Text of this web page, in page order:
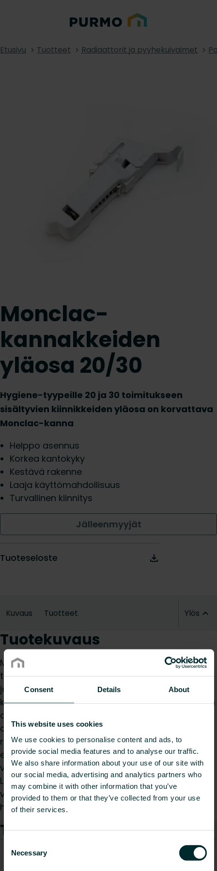
Consent Details About
This website uses cookies
We use cookies to personalise content and ads, to
provide social media features and to analyse our traffic.
We also share information about your use of our site with
our social media, advertising and analytics partners who
may combine it with other information that you’ve
provided to them or that they’ve collected from your use
of their services.
Selection
Necessary
Etusivu Tuotteet Radiaattorit ja pyyhekuivaimet
Monclac-
kannakkeiden
yläosa 20/30
Hygiene-tyypeille 20 ja 30 toimitukseen
sisältyvien kiinnikkeiden yläosa on korvattava
Monclac-kanna
Helppo asennus
Korkea kantokyky
Kestävä rakenne
Laaja käyttömahdollisuus
Turvallinen kiinnitys
Jälleenmyyjät
Tuoteseloste
Kuvaus Tuotteet Ylös
Tuotekuvaus
Monclac konsolin yläosa 20/30 on suunniteltu
tarjoamaan luotettava tuki paneeliradiaattoreille,
ja se kestää jopa 200 kg:n pystysuoraa
kuormitusta. Se mahdollistaa helpon ja turvallisen
asennuksen, joten se soveltuu sekä uusiin
asennuksiin että jälkiasennuksiin. Sen kestävä
rakenne takaa pitkäaikaisen suorituskyvyn
erilaisissa ympäristöissä, asuinympäristöistä
vaativiin kaupallisiin kohteisiin.
Lämmitysjärjestelmän vakauden ja tehokkuuden
varmistamiseksi suositellaan säännöllisiä
huoltotarkastuksia.
Tuotteet
CO2/Kg
ekvivalentti